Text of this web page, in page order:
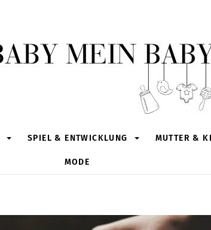
SPIEL & ENTWICKLUNG MUTTER &
MODE